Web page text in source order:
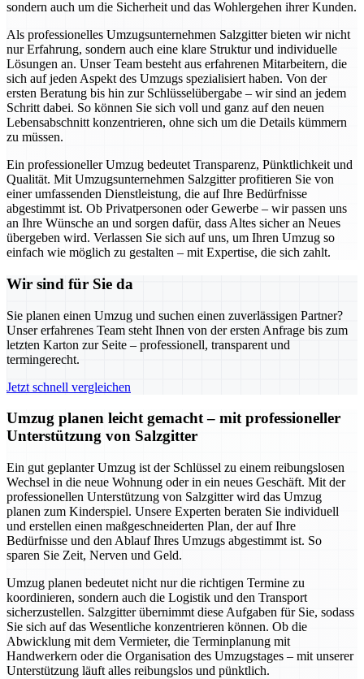
sondern auch um die Sicherheit und das Wohlergehen ihrer Kunden.
Als professionelles Umzugsunternehmen Salzgitter bieten wir nicht
nur Erfahrung, sondern auch eine klare Struktur und individuelle
Lösungen an. Unser Team besteht aus erfahrenen Mitarbeitern, die
sich auf jeden Aspekt des Umzugs spezialisiert haben. Von der
ersten Beratung bis hin zur Schlüsselübergabe – wir sind an jedem
Schritt dabei. So können Sie sich voll und ganz auf den neuen
Lebensabschnitt konzentrieren, ohne sich um die Details kümmern
zu müssen.
Ein professioneller Umzug bedeutet Transparenz, Pünktlichkeit und
Qualität. Mit Umzugsunternehmen Salzgitter profitieren Sie von
einer umfassenden Dienstleistung, die auf Ihre Bedürfnisse
abgestimmt ist. Ob Privatpersonen oder Gewerbe – wir passen uns
an Ihre Wünsche an und sorgen dafür, dass Altes sicher an Neues
übergeben wird. Verlassen Sie sich auf uns, um Ihren Umzug so
einfach wie möglich zu gestalten – mit Expertise, die sich zahlt.
Wir sind für Sie da
Sie planen einen Umzug und suchen einen zuverlässigen Partner?
Unser erfahrenes Team steht Ihnen von der ersten Anfrage bis zum
letzten Karton zur Seite – professionell, transparent und
termingerecht.
Jetzt schnell vergleichen
Umzug planen leicht gemacht – mit professioneller
Unterstützung von Salzgitter
Ein gut geplanter Umzug ist der Schlüssel zu einem reibungslosen
Wechsel in die neue Wohnung oder in ein neues Geschäft. Mit der
professionellen Unterstützung von Salzgitter wird das Umzug
planen zum Kinderspiel. Unsere Experten beraten Sie individuell
und erstellen einen maßgeschneiderten Plan, der auf Ihre
Bedürfnisse und den Ablauf Ihres Umzugs abgestimmt ist. So
sparen Sie Zeit, Nerven und Geld.
Umzug planen bedeutet nicht nur die richtigen Termine zu
koordinieren, sondern auch die Logistik und den Transport
sicherzustellen. Salzgitter übernimmt diese Aufgaben für Sie, sodass
Sie sich auf das Wesentliche konzentrieren können. Ob die
Abwicklung mit dem Vermieter, die Terminplanung mit
Handwerkern oder die Organisation des Umzugstages – mit unserer
Unterstützung läuft alles reibungslos und pünktlich.